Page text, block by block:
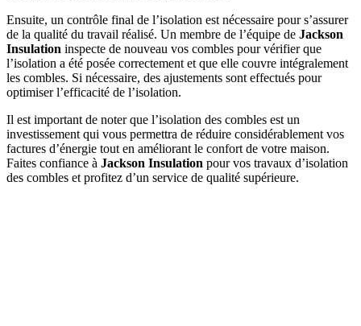
Ensuite, un contrôle final de l’isolation est nécessaire pour s’assurer
de la qualité du travail réalisé. Un membre de l’équipe de Jackson
Insulation inspecte de nouveau vos combles pour vérifier que
l’isolation a été posée correctement et que elle couvre intégralement
les combles. Si nécessaire, des ajustements sont effectués pour
optimiser l’efficacité de l’isolation.
Il est important de noter que l’isolation des combles est un
investissement qui vous permettra de réduire considérablement vos
factures d’énergie tout en améliorant le confort de votre maison.
Faites confiance à Jackson Insulation pour vos travaux d’isolation
des combles et profitez d’un service de qualité supérieure.